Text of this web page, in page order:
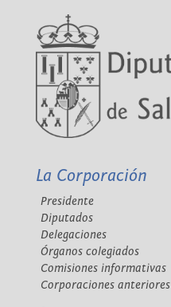
La Corporación
Presidente
Diputados
Delegaciones
Órganos colegiados
Comisiones informativas
Corporaciones anteriores